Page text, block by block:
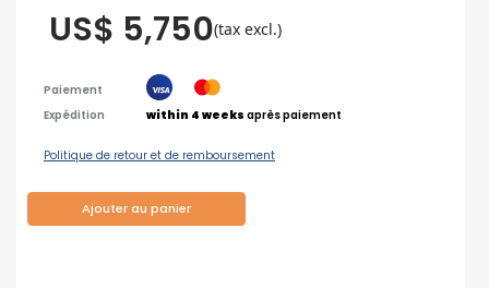
US$ 5,750(tax excl.)
Paiement
Expédition
within 4 weeks après paiement
Politique de retour et de remboursement
Ajouter au panier